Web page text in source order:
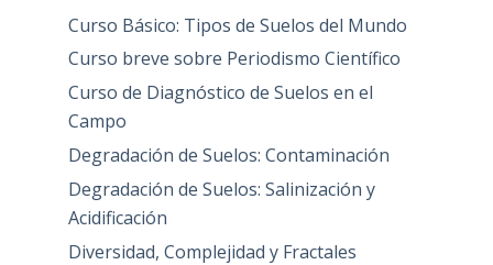
Curso Básico: Tipos de Suelos del Mundo
Curso breve sobre Periodismo Científico
Curso de Diagnóstico de Suelos en el
Campo
Degradación de Suelos: Contaminación
Degradación de Suelos: Salinización y
Acidificación
Diversidad, Complejidad y Fractales